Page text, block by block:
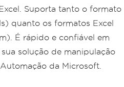
Suporta tanto o formato
quanto os formatos Excel
É rápido e confiável em
solução de manipulação
da Microsoft.